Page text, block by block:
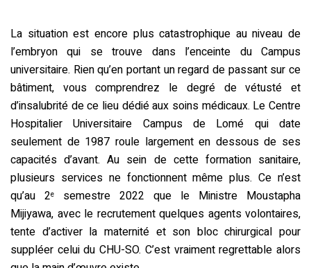
La situation est encore plus catastrophique au niveau de
l’embryon qui se trouve dans l’enceinte du Campus
universitaire. Rien qu’en portant un regard de passant sur ce
bâtiment, vous comprendrez le degré de vétusté et
d’insalubrité de ce lieu dédié aux soins médicaux. Le Centre
Hospitalier Universitaire Campus de Lomé qui date
seulement de 1987 roule largement en dessous de ses
capacités d’avant. Au sein de cette formation sanitaire,
plusieurs services ne fonctionnent même plus. Ce n’est
qu’au 2e
semestre 2022 que le Ministre Moustapha
Mijiyawa, avec le recrutement quelques agents volontaires,
tente d’activer la maternité et son bloc chirurgical pour
suppléer celui du CHU-SO. C’est vraiment regrettable alors